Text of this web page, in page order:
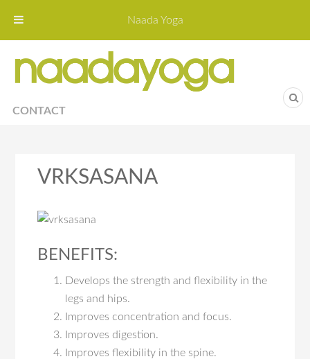
CONTACT
VRKSASANA
BENEFITS:
Develops the strength and flexibility in the
legs and hips.
Improves concentration and focus.
Improves digestion.
Improves flexibility in the spine.
Naada Yoga